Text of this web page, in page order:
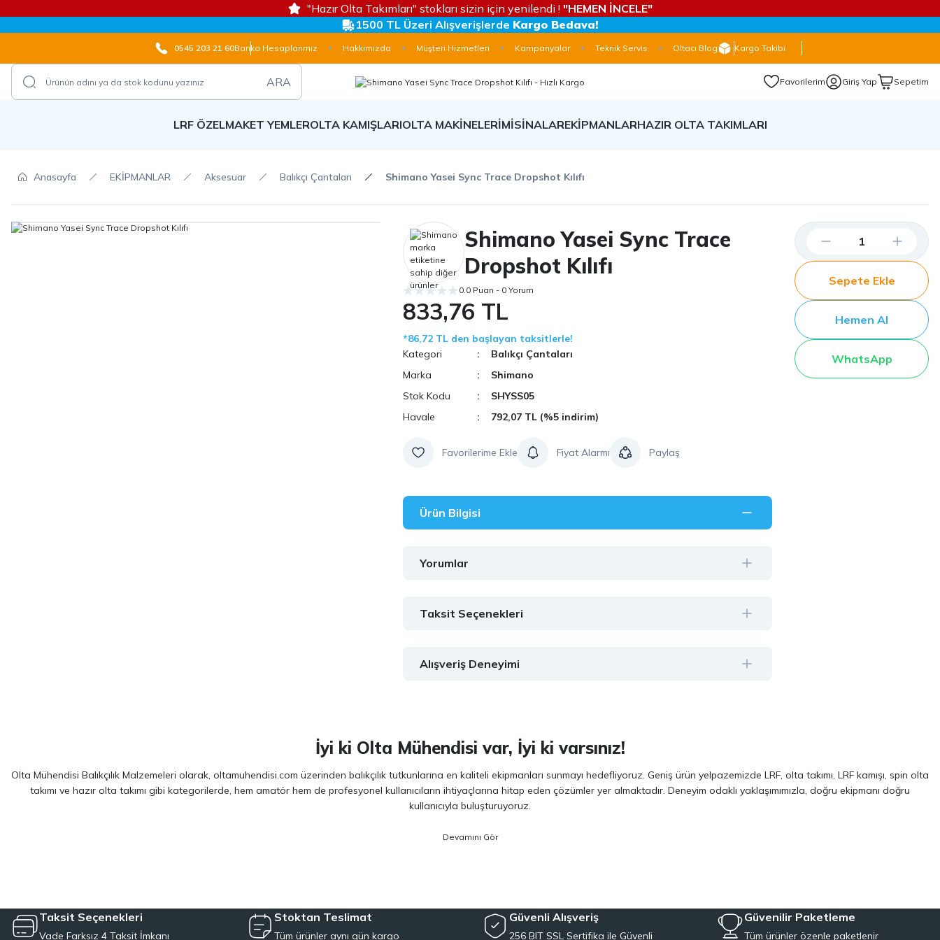
"Hazır Olta Takımları" stokları sizin için yenilendi ! "HEMEN İNCELE"
1500 TL Üzeri Alışverişlerde Kargo Bedava!
0545 203 21 60Banka Hesaplarımız Hakkımızda Müşteri Hizmetleri Kampanyalar Teknik Servis Oltacı Blog Kargo Takibi
ARA Favorilerim Giriş Yap Sepetim
LRF ÖZELMAKET YEMLEROLTA KAMIŞLARIOLTA MAKİNELERİMİSİNALAREKİPMANLARHAZIR OLTA TAKIMLARI
Anasayfa EKİPMANLAR Aksesuar Balıkçı Çantaları Shimano Yasei Sync Trace Dropshot Kılıfı
Shimano Yasei Sync Trace
Dropshot Kılıfı
0.0 Puan - 0 Yorum
833,76 TL
*86,72 TL den başlayan taksitlerle!
Kategori
Balıkçı Çantaları
Marka
Shimano
Stok Kodu
SHYSS05
Havale
792,07 TL (%5 indirim)
Fiyat Alarmı Paylaş
Ürün Bilgisi
Yorumlar
Taksit Seçenekleri
Alışveriş Deneyimi
Sepete Ekle
Hemen Al
WhatsApp
İyi ki Olta Mühendisi var, İyi ki varsınız!
Olta Mühendisi Balıkçılık Malzemeleri olarak, oltamuhendisi.com üzerinden balıkçılık tutkunlarına en kaliteli ekipmanları sunmayı hedefliyoruz. Geniş ürün yelpazemizde LRF, olta takımı, LRF kamışı, spin olta
takımı ve hazır olta takımı gibi kategorilerde, hem amatör hem de profesyonel kullanıcıların ihtiyaçlarına hitap eden çözümler yer almaktadır. Deneyim odaklı yaklaşımımızla, doğru ekipmanı doğru
kullanıcıyla buluşturuyoruz.
Shimano, Daiwa, Hanfish, Fujin ve Ryuji gibi lider markaların en güncel ve performans odaklı modellerinden oluşur. Özellikle LRF avcılığı ve
çözümler sağlayan hazır olta takımı seçeneklerimizle, herkesin kolayca bu hobiye adım atmasını mümkün kılıyoruz. Her seviyeye uygun ekipmanları tek çatı altında topluyoruz.
Taksit Seçenekleri
Vade Farksız 4 Taksit İmkanı
Stoktan Teslimat
Tüm ürünler aynı gün kargo
Güvenli Alışveriş
256 BIT SSL Sertifika ile Güvenli
Güvenilir Paketleme
Tüm ürünler özenle paketlenir